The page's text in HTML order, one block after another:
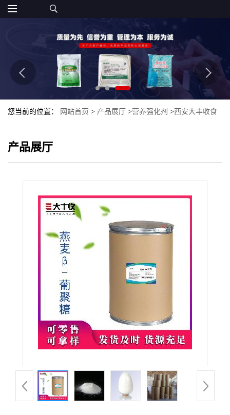
您当前的位置： 网站首页 > 产品展厅 >营养强化剂 >西安大丰收食
产品展厅